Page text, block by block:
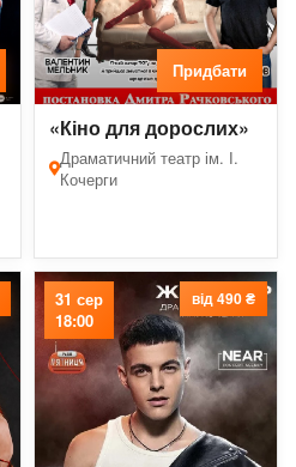
Придбати
«Кіно для дорослих»
Драматичний театр ім. І.
Кочерги
31 сер
18:00
від 490 ₴